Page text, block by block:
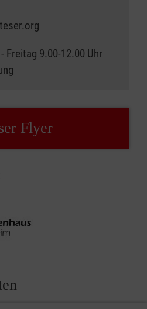
Freitag 9.00-12.00 Uhr
Flyer